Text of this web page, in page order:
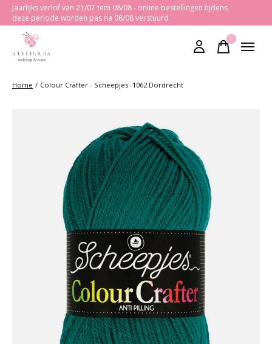
Jaarlijks verlof van 21/07 tem 08/08 - online bestellingen tijdens
deze periode worden pas na 08/08 verstuurd
0items
Home / Colour Crafter - Scheepjes -1062 Dordrecht